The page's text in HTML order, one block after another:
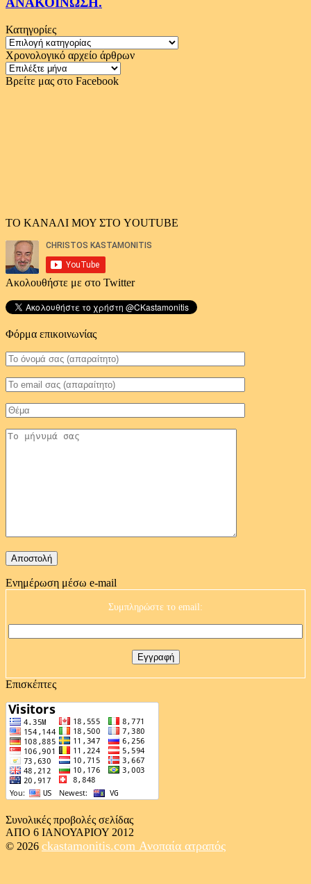
Κατηγορίες
Κατηγορίες
Χρονολογικό αρχείο άρθρων
Χρονολογικό
αρχείο
Βρείτε μας στο Facebook
ΤΟ ΚΑΝΑΛΙ ΜΟΥ ΣΤΟ YOUTUBE
Ακολουθήστε με στο Twitter
Φόρμα επικοινωνίας
Ενημέρωση μέσω e-mail
Συμπληρώστε το email:
Επισκέπτες
Συνολικές προβολές σελίδας
ΑΠΟ 6 ΙΑΝΟΥΑΡΙΟΥ 2012
© 2026 ckastamonitis.com Ανοπαία ατραπός